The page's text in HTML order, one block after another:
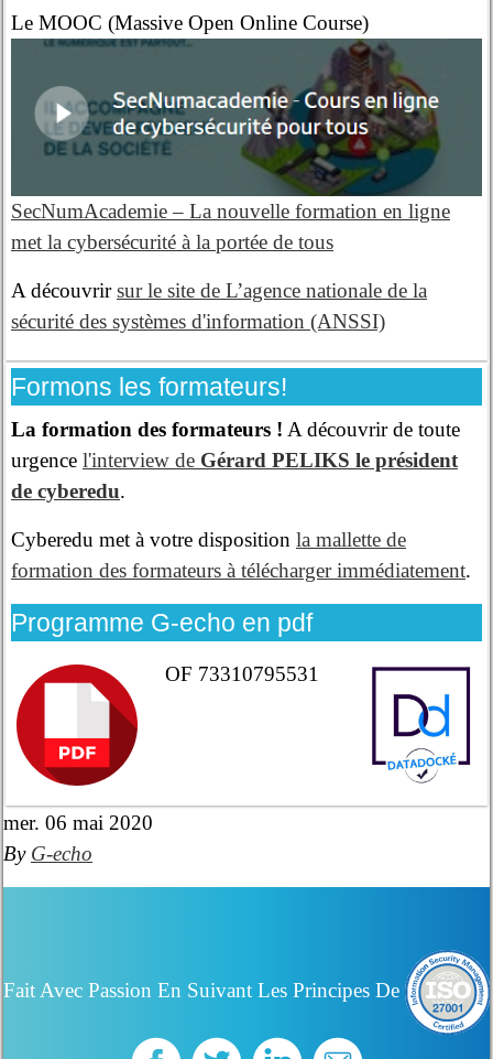
Le MOOC (Massive Open Online Course)
SecNumAcademie – La nouvelle formation en ligne
met la cybersécurité à la portée de tous
A découvrirsur le site de L’agence nationale de la
sécurité des systèmes d'information (ANSSI)
Formons les formateurs!
La formation des formateurs ! A découvrir de toute
urgence l'interview de Gérard PELIKS le président
de cyberedu.
Cyberedu met à votre disposition la mallette de
formation des formateurs à télécharger immédiatement.
Programme G-echo en pdf
OF 73310795531
mer. 06 mai 2020
By G-echo
Fait Avec Passion En Suivant Les Principes De